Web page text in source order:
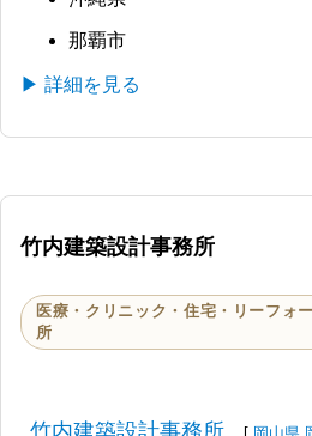
那覇市
▶ 詳細を見る
竹内建築設計事務所
医療・クリニック・住宅・リーフォ
所
竹内建築設計事務所